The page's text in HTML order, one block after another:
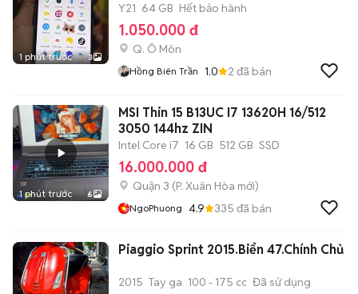
1 phút trước 3
Y21 64 GB Hết bảo hành
1.050.000 đ
Q. Ô Môn
Hồng Biên Trần 1.0 2 đã bán
1 phút trước 6
MSI Thin 15 B13UC I7 13620H 16/512
3050 144hz ZIN
Intel Core i7 16 GB 512 GB SSD
16.000.000 đ
Quận 3 (P. Xuân Hòa mới)
NgoPhuong 4.9 335 đã bán
Piaggio Sprint 2015.Biển 47.Chính Chủ
2015 Tay ga 100 - 175 cc Đã sử dụng